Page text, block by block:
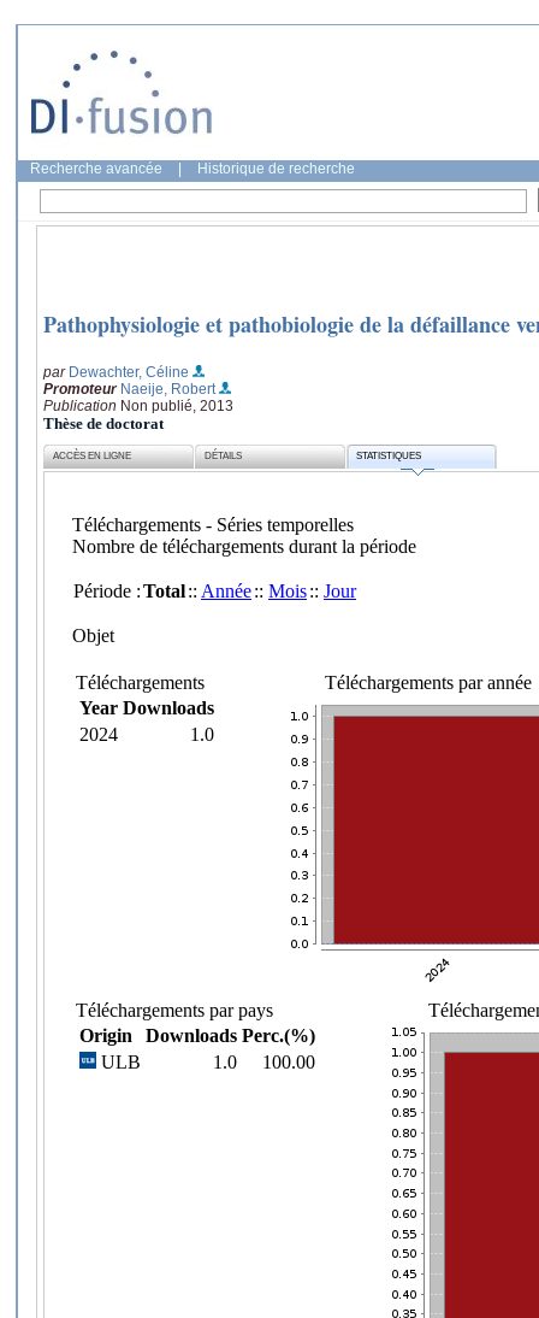
Recherche avancée Historique de recherche
Pathophysiologie et pathobiologie de la défaillance
par Dewachter, Céline
Promoteur Naeije, Robert
Publication Non publié, 2013
Thèse de doctorat
ACCÈS EN LIGNE DÉTAILS STATISTIQUES